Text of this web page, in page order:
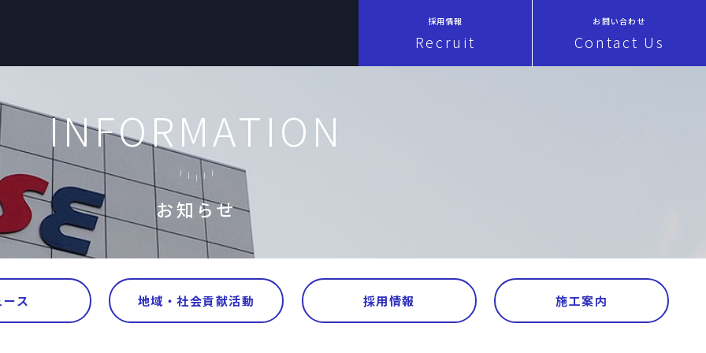
採用情報
Recruit
お問い合わせ
Contact Us
INFORMATION
お知らせ
ス 地域・社会貢献活動 採用情報 施工案内